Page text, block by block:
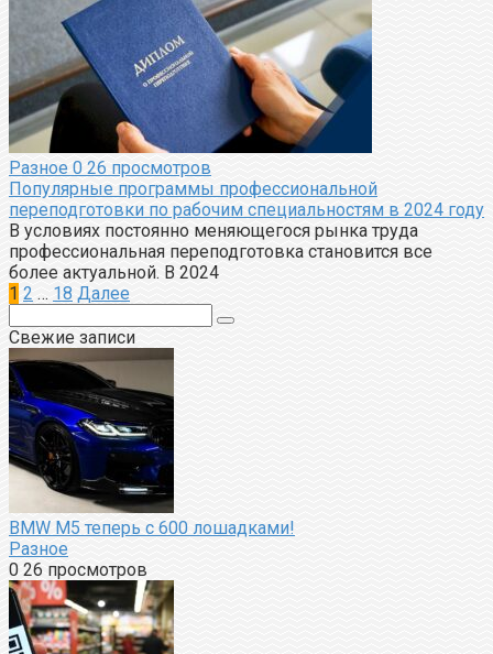
Разное 0 26 просмотров
Популярные программы профессиональной
переподготовки по рабочим специальностям в 2024 году
В условиях постоянно меняющегося рынка труда
профессиональная переподготовка становится все
более актуальной. В 2024
Пагинация
1 2 … 18 Далее
Свежие записи
BMW M5 теперь с 600 лошадками!
Разное
0 26 просмотров